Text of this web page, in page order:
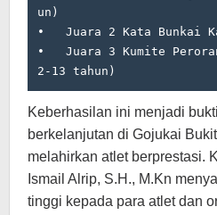
un)
•   Juara 2 Kata Bunkai
•   Juara 3 Kumite
2-13 tahun)
Keberhasilan ini menjadi
berkelanjutan di Gojukai
melahirkan atlet berprestasi.
Ismail Alrip, S.H., M.Kn
tinggi kepada para atlet dan